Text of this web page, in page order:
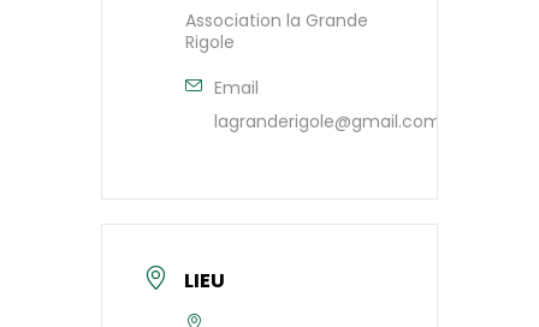
Association la Grande
Rigole
Email
lagranderigole@gmail.com
LIEU